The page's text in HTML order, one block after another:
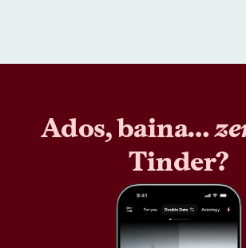
Ados, baina…
Tinder?